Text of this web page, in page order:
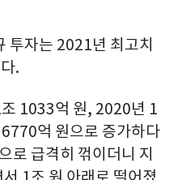
투자는 2021년 최고치
.
1033억 원, 2020년 1
억 원으로 증가하다
로 급격히 꺾이더니 지